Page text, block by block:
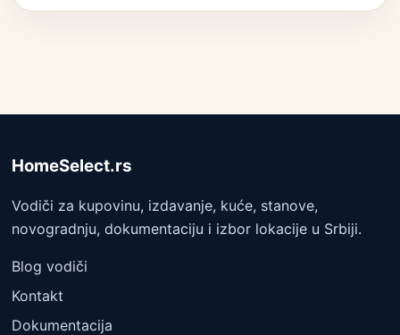
HomeSelect.rs
Vodiči za kupovinu, izdavanje, kuće, stanove,
novogradnju, dokumentaciju i izbor lokacije u Srbiji.
Blog vodiči
Kontakt
Dokumentacija